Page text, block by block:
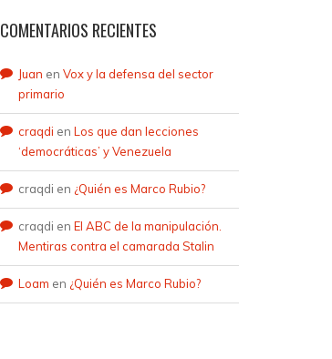
COMENTARIOS RECIENTES
Juan en Vox y la defensa del sector
primario
craqdi en Los que dan lecciones
‘democráticas’ y Venezuela
craqdi en ¿Quién es Marco Rubio?
craqdi en El ABC de la manipulación.
Mentiras contra el camarada Stalin
Loam en ¿Quién es Marco Rubio?